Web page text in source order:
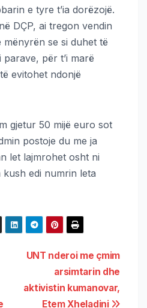
e tyre t’ia dorëzojë.
DÇP, ai tregon vendin
mënyrën se si duhet të
për t’i marë
evitohet ndonjë
gjetur 50 mijë euro sot
postoje du me ja
let lajmrohet osht ni
edi numrin leta
UNT nderoi me çmim
arsimtarin dhe
aktivistin kumanovar,
Etem Xheladini